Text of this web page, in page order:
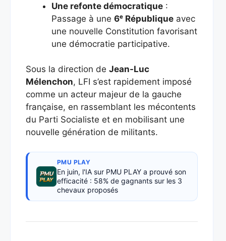
Une refonte démocratique :
Passage à une 6ᵉ République avec
une nouvelle Constitution favorisant
une démocratie participative.
Sous la direction de Jean-Luc
Mélenchon, LFI s’est rapidement imposé
comme un acteur majeur de la gauche
française, en rassemblant les mécontents
du Parti Socialiste et en mobilisant une
nouvelle génération de militants.
PMU PLAY
En juin, l'IA sur PMU PLAY a prouvé son
efficacité : 58% de gagnants sur les 3
chevaux proposés